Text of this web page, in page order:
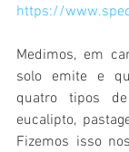
https://
Medimos, em
solo emite e
quatro tipos
eucalipto,
Fizemos isso